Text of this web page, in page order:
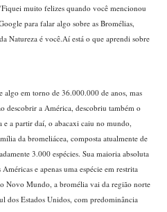
muito felizes quando você mencionou
para falar algo sobre as Bromélias,
Natureza é você.Aí está o que aprendi sobre
algo em torno de 36.000.000 de anos, mas
descobrir a América, descobriu também o
a partir daí, o abacaxi caiu no mundo,
da bromeliácea, composta atualmente de
3.000 espécies. Sua maioria absoluta
e apenas uma espécie em restrita
Novo Mundo, a bromélia vai da região norte
dos Estados Unidos, com predominância